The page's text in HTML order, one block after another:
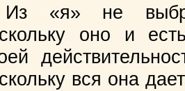
«я» не
оно и
вся она